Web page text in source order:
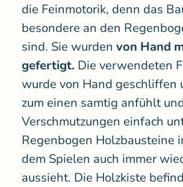
die Feinmotorik, denn das
besondere an den
sind. Sie wurden von Hand
gefertigt. Die verwendeten
wurde von Hand geschliffen
zum einen samtig anfühlt
Verschmutzungen einfach
Regenbogen Holzbausteine
dem Spielen auch immer
aussieht. Die Holzkiste